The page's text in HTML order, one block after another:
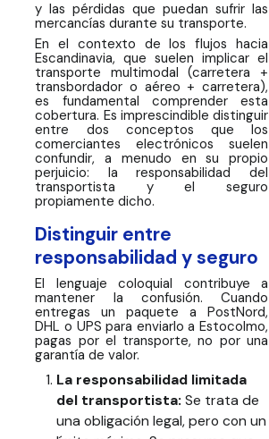
y las pérdidas que puedan sufrir las
mercancías durante su transporte.
En el contexto de los flujos hacia
Escandinavia, que suelen implicar el
transporte multimodal (carretera +
transbordador o aéreo + carretera),
es fundamental comprender esta
cobertura. Es imprescindible distinguir
entre dos conceptos que los
comerciantes electrónicos suelen
confundir, a menudo en su propio
perjuicio: la responsabilidad del
transportista y el seguro
propiamente dicho.
Distinguir entre
responsabilidad y seguro
El lenguaje coloquial contribuye a
mantener la confusión. Cuando
entregas un paquete a PostNord,
DHL o UPS para enviarlo a Estocolmo,
pagas por el transporte, no por una
garantía de valor.
La responsabilidad limitada
del transportista: Se trata de
una obligación legal, pero con un